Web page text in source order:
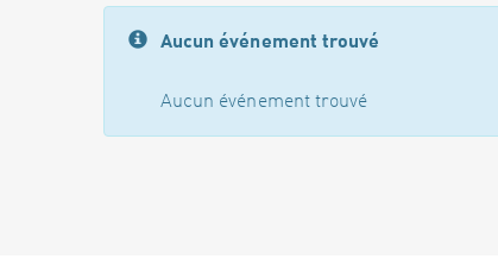
Aucun événement trouvé
Aucun événement trouvé